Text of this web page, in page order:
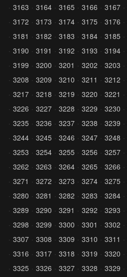
3163
3164 3165 3166 3167
3172
3173 3174 3175 3176
3181
3182 3183 3184 3185
3190
3191 3192 3193 3194
3199
3200 3201 3202 3203
3208
3209 3210 3211 3212
3217
3218 3219 3220 3221
3226
3227 3228 3229 3230
3235
3236 3237 3238 3239
3244
3245 3246 3247 3248
3253
3254 3255 3256 3257
3262
3263 3264 3265 3266
3271
3272 3273 3274 3275
3280
3281 3282 3283 3284
3289
3290 3291 3292 3293
3298
3299 3300 3301 3302
3307
3308 3309 3310 3311
3316
3317 3318 3319 3320
3325
3326 3327 3328 3329